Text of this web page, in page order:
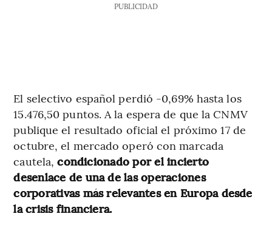
PUBLICIDAD
El selectivo español perdió -0,69% hasta los
15.476,50 puntos. A la espera de que la CNMV
publique el resultado oficial el próximo 17 de
octubre, el mercado operó con marcada
cautela,condicionado por el incierto
desenlace de una de las operaciones
corporativas más relevantes en Europa desde
la crisis financiera.